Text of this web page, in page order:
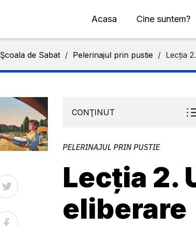
Acasa Cine suntem?
Şcoala de Sabat / Pelerinajul prin pustie / Lecția
CONŢINUT
PELERINAJUL PRIN PUSTIE
Lecția 2.
eliberare